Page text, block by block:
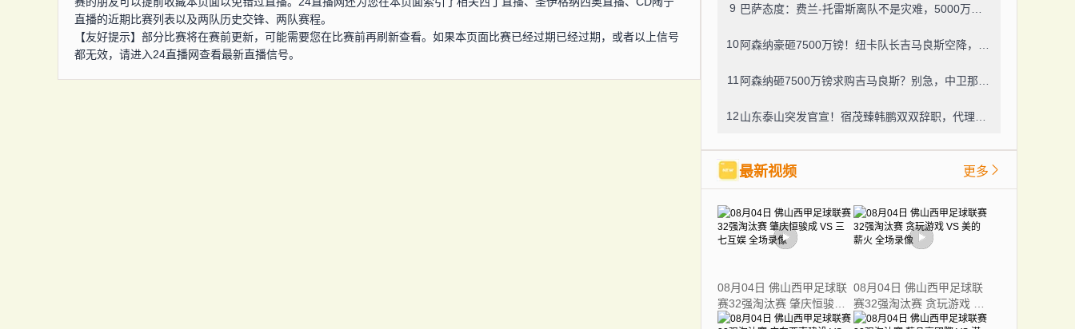
直播的近期比赛列表以及两队历史交锋、两队赛程。
【友好提示】部分比赛将在赛前更新，可能需要您在比赛前再刷新查看。如果本页面比赛已经过期已经过期，或者以上信号
都无效，请进入24直播网查看最新直播信号。
9
10
11
12
最新视频 更多
08月04日 佛山西甲足球联
赛32强淘汰赛 肇庆恒骏成
VS 三七互娱 全场录像
08月04日 佛山西甲足球联
赛32强淘汰赛 贪玩游戏 VS
美的薪火 全场录像